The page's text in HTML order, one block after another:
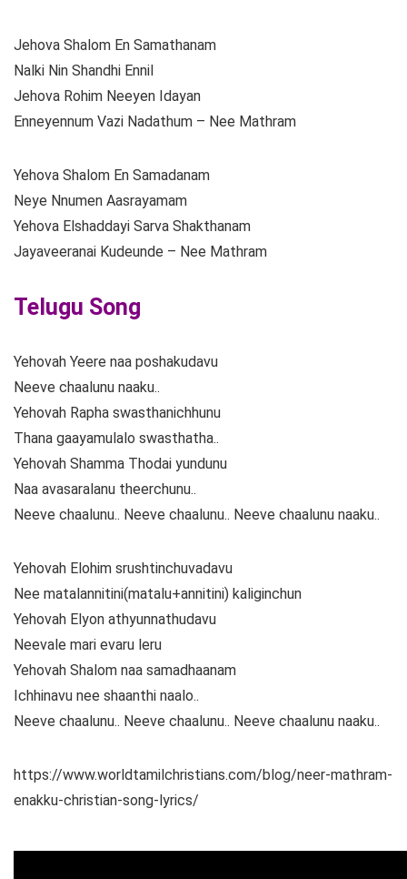
Jehova Shalom En Samathanam
Nalki Nin Shandhi Ennil
Jehova Rohim Neeyen Idayan
Enneyennum Vazi Nadathum – Nee Mathram
Yehova Shalom En Samadanam
Neye Nnumen Aasrayamam
Yehova Elshaddayi Sarva Shakthanam
Jayaveeranai Kudeunde – Nee Mathram
Telugu Song
Yehovah Yeere naa poshakudavu
Neeve chaalunu naaku..
Yehovah Rapha swasthanichhunu
Thana gaayamulalo swasthatha..
Yehovah Shamma Thodai yundunu
Naa avasaralanu theerchunu..
Neeve chaalunu.. Neeve chaalunu.. Neeve chaalunu naaku..
Yehovah Elohim srushtinchuvadavu
Nee matalannitini(matalu+annitini) kaliginchun
Yehovah Elyon athyunnathudavu
Neevale mari evaru leru
Yehovah Shalom naa samadhaanam
Ichhinavu nee shaanthi naalo..
Neeve chaalunu.. Neeve chaalunu.. Neeve chaalunu naaku..
https://www.worldtamilchristians.com/blog/neer-mathram-
enakku-christian-song-lyrics/